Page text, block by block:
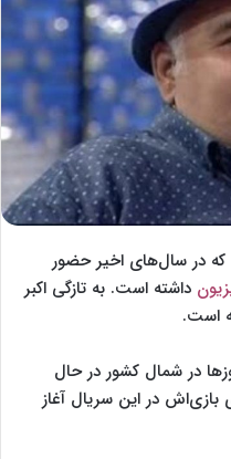
که در سال‌های اخیر حضور
داشته است. به تازگی اکبر
است.
در شمال کشور در حال
در این سریال آغاز